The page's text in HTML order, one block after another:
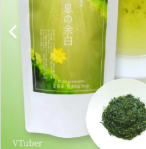
ティーグッズから探す
特集アイテムから探す
ガイドライン